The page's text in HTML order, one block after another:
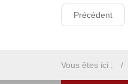
Précédent
Vous êtes ici :